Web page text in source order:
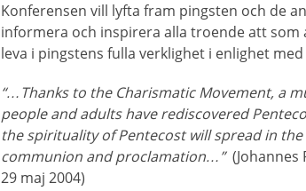
Konferensen vill lyfta fram pingsten och de
informera och inspirera alla troende att
leva i pingstens fulla verklighet i enlighet
“…Thanks to the Charismatic Movement, a
people and adults have rediscovered
the spirituality of Pentecost will spread in
communion and proclamation…”
29 maj 2004)